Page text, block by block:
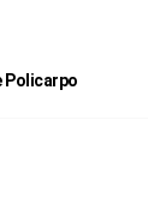
Policarpo